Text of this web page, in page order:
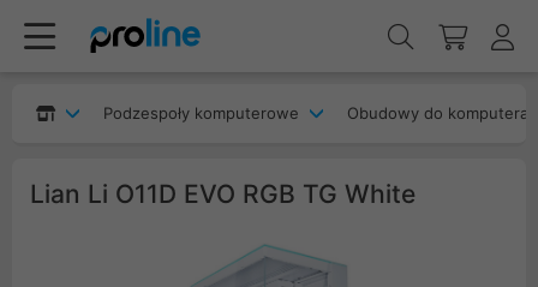
Podzespoły komputerowe Obudowy do komputera
Lian Li O11D EVO RGB TG White